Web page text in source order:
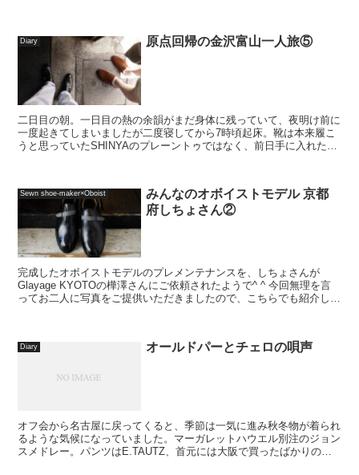
Diary 原点回帰の金沢富山一人旅⑤
二日目の朝。一日目の熱の余韻がまだ身体に残っていて、夜明け前に
一度起きてしまいましたが二度寝してから7時頃起床。靴は本来履こ
うと思っていたSHINYAのプレーントゥではなく、前日手に入れたば
Sewn shoe-maker×Oboist
みんなのオボイストモデル 京都
府しちょさん②
完成したオボイストモデルのプレメンテナンスを、しちょさんが
Glayage KYOTOの樺澤さんにご依頼されたようで^ ^ 今回無理を言
ってお二人に写真をご提供いただきましたので、こちらでも紹介した
Diary オールドパーとチェロの唄声
オフ会から名古屋に戻ってくると、季節は一気に進み秋冬物が着られ
るような気候になっていました。マーガレットハウエル別注のジョン
スメドレー。パンツはE.TAUTZ、首元には大阪で買ったばかりのマ